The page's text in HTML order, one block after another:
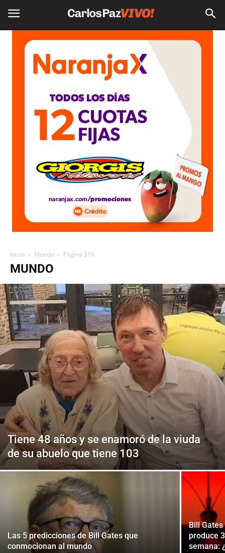
Inicio Mundo Página 316
MUNDO
Tiene 48 años y se enamoró de la viuda
de su abuelo que tiene 103
Las 5 predicciones de Bill Gates que
conmocionan al mundo
Bill
produce
semana: